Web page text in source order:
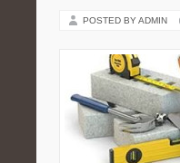
POSTED BY ADMIN